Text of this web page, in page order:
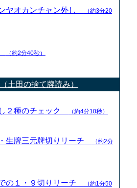
ヤオカンチャン外し
（約3分20
（約2分40秒）
土田の捨て牌読み）
２種のチェック （約4分10秒）
生牌三元牌切りリーチ
（約2分
の１・９切りリーチ （約1分50